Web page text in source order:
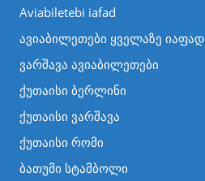
Aviabiletebi iafad
ავიაბილეთები ყველაზე იაფად
ვარშავა ავიაბილეთები
ქუთაისი ბერლინი
ქუთაისი ვარშავა
ქუთაისი რომი
ბათუმი სტამბოლი